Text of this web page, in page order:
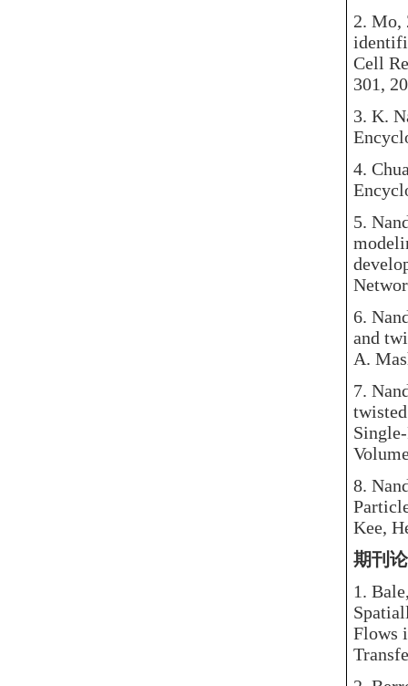
2. Mo,
Cell
301,
3. K.
4.
5.
6.
and
A.
7.
8.
Kee,
期刊
1.
Flows